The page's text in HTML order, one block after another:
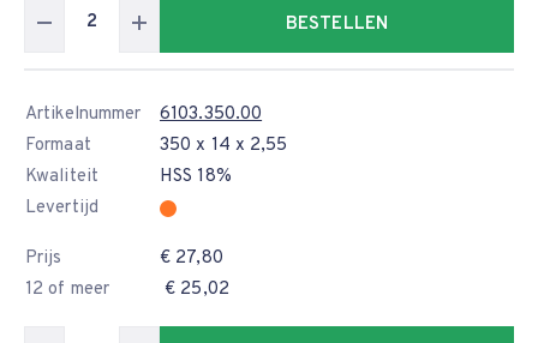
BESTELLEN
Artikelnummer
6103.350.00
Formaat
350 x 14 x 2,55
Kwaliteit
HSS 18%
Levertijd
Prijs
€ 27,80
12 of meer
€ 25,02